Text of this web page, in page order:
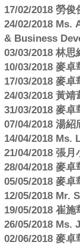
17/02/2018 勞
24/02/2018 Ms.
& Business
03/03/2018 林
10/03/2018 麥
17/03/2018 麥
24/03/2018 黃
31/03/2018 麥
07/04/2018 湯
14/04/2018
21/04/2018 張
28/04/2018 麥
05/05/2018 麥
12/05/2018 Mr.
19/05/2018 崔
26/05/2018 Ms.
02/06/2018 麥